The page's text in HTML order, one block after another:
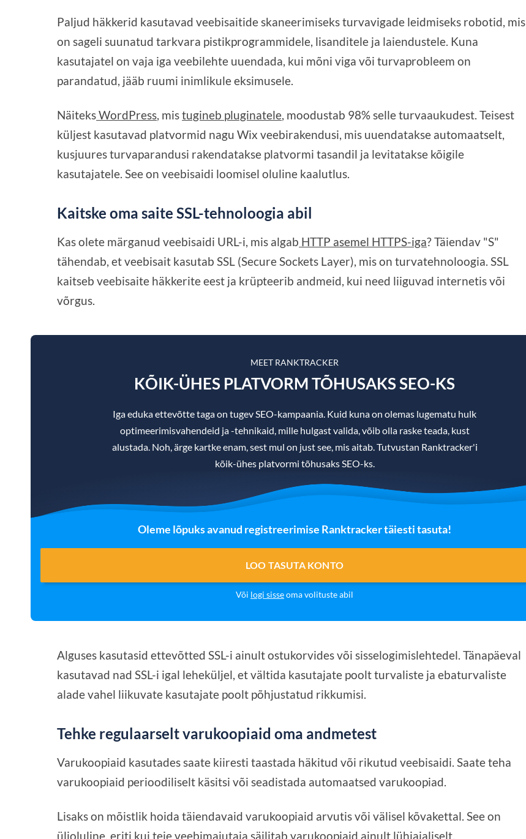
Paljud häkkerid kasutavad veebisaitide skaneerimiseks turvavigade leidmiseks robotid, mis
on sageli suunatud tarkvara pistikprogrammidele, lisanditele ja laiendustele. Kuna
kasutajatel on vaja iga veebilehte uuendada, kui mõni viga või turvaprobleem on
parandatud, jääb ruumi inimlikule eksimusele.
NäiteksWordPress, mistugineb pluginatele, moodustab 98% selle turvaaukudest. Teisest
küljest kasutavad platvormid nagu Wix veebirakendusi, mis uuendatakse automaatselt,
kusjuures turvaparandusi rakendatakse platvormi tasandil ja levitatakse kõigile
kasutajatele. See on veebisaidi loomisel oluline kaalutlus.
Kaitske oma saite SSL-tehnoloogia abil
Kas olete märganud veebisaidi URL-i, mis algab HTTP asemel HTTPS-iga? Täiendav "S"
tähendab, et veebisait kasutab SSL (Secure Sockets Layer), mis on turvatehnoloogia. SSL
kaitseb veebisaite häkkerite eest ja krüpteerib andmeid, kui need liiguvad internetis või
võrgus.
MEET RANKTRACKER
KÕIK-ÜHES PLATVORM TÕHUSAKS SEO-KS
Iga eduka ettevõtte taga on tugev SEO-kampaania. Kuid kuna on olemas lugematu hulk
optimeerimisvahendeid ja -tehnikaid, mille hulgast valida, võib olla raske teada, kust
alustada. Noh, ärge kartke enam, sest mul on just see, mis aitab. Tutvustan Ranktracker'i
kõik-ühes platvormi tõhusaks SEO-ks.
Oleme lõpuks avanud registreerimise Ranktracker täiesti tasuta!
LOO TASUTA KONTO
Või logi sisseoma volituste abil
Alguses kasutasid ettevõtted SSL-i ainult ostukorvides või sisselogimislehtedel. Tänapäeval
kasutavad nad SSL-i igal leheküljel, et vältida kasutajate poolt turvaliste ja ebaturvaliste
alade vahel liikuvate kasutajate poolt põhjustatud rikkumisi.
Tehke regulaarselt varukoopiaid oma andmetest
Varukoopiaid kasutades saate kiiresti taastada häkitud või rikutud veebisaidi. Saate teha
varukoopiaid perioodiliselt käsitsi või seadistada automaatsed varukoopiad.
Lisaks on mõistlik hoida täiendavaid varukoopiaid arvutis või välisel kõvakettal. See on
ülioluline, eriti kui teie veebimajutaja säilitab varukoopiaid ainult lühiajaliselt.